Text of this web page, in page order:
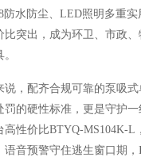
防水防尘、LED照明多重
比突出，成为环卫、市政
说，配齐合规可靠的泵吸式
罚的硬性标准，更是守护
高性价比BTYQ-MS104K-L
音预警守住逃生窗口期，